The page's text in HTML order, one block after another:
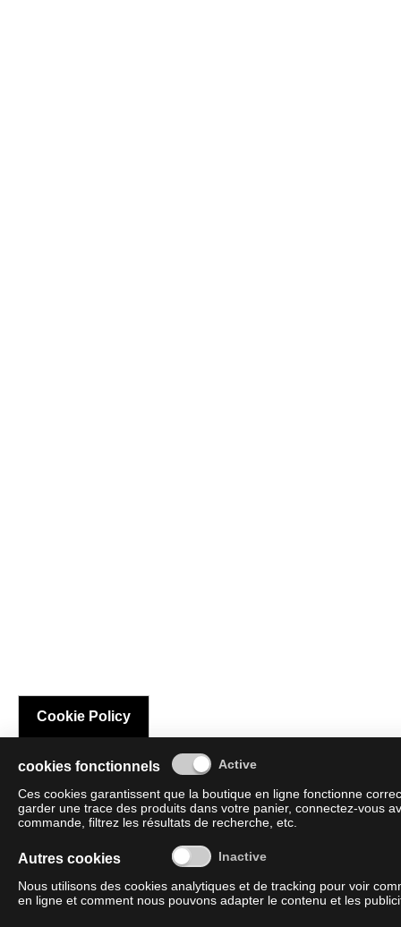
Cookie Policy
cookies fonctionnels
Ces cookies garantissent que la boutique en ligne fonctionne
garder une trace des produits dans votre panier, connectez-vous
commande, filtrez les résultats de recherche, etc.
Autres cookies
Nous utilisons des cookies analytiques et de tracking pour voir
en ligne et comment nous pouvons adapter le contenu et les